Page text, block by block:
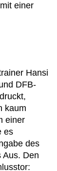
einer
Hansi
DFB-
kaum
einer
es
des
Aus. Den